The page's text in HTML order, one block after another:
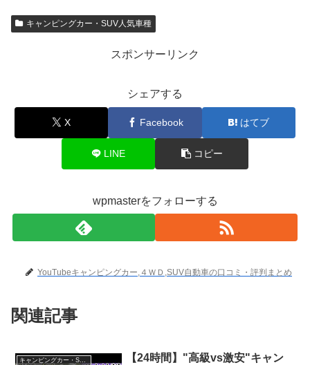
キャンピングカー・SUV人気車種
スポンサーリンク
シェアする
X Facebook はてブ
LINE コピー
wpmasterをフォローする
YouTubeキャンピングカー,４ＷＤ,SUV自動車の口コミ・評判まとめ
関連記事
【24時間】"高級vs激安"キャン